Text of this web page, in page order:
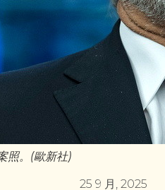
照。(歐新社)
25 9 月, 2025